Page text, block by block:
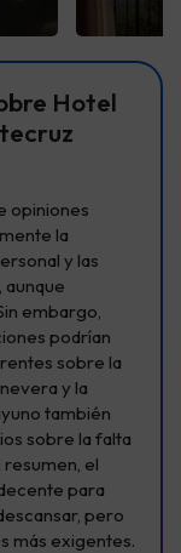
Hotel
opiniones
la
y las
aunque
embargo,
podrían
sobre la
y la
también
sobre la falta
resumen, el
para
pero
más exigentes.